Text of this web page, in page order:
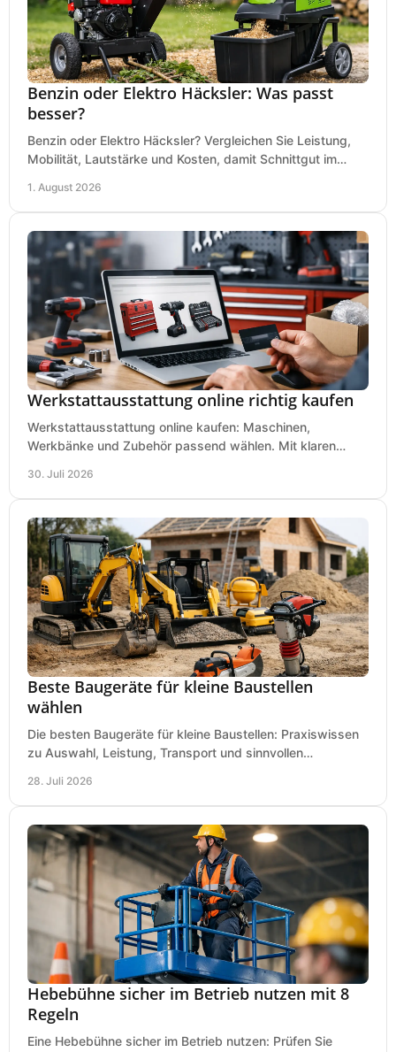
Benzin oder Elektro Häcksler: Was passt
besser?
Benzin oder Elektro Häcksler? Vergleichen Sie Leistung,
Mobilität, Lautstärke und Kosten, damit Schnittgut im
1. August 2026
Werkstattausstattung online richtig kaufen
Werkstattausstattung online kaufen: Maschinen,
Werkbänke und Zubehör passend wählen. Mit klaren
30. Juli 2026
Beste Baugeräte für kleine Baustellen
wählen
Die besten Baugeräte für kleine Baustellen: Praxiswissen
zu Auswahl, Leistung, Transport und sinnvollen
28. Juli 2026
Hebebühne sicher im Betrieb nutzen mit 8
Regeln
Eine Hebebühne sicher im Betrieb nutzen: Prüfen Sie